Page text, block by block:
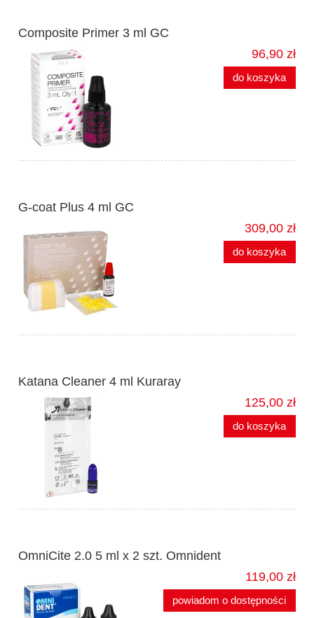
Composite Primer 3 ml GC
96,90 zł
do koszyka
G-coat Plus 4 ml GC
309,00 zł
do koszyka
Katana Cleaner 4 ml Kuraray
125,00 zł
do koszyka
OmniCite 2.0 5 ml x 2 szt. Omnident
119,00 zł
powiadom o dostępności